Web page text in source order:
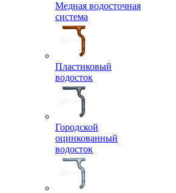
Медная водосточная
система
Пластиковый
водосток
Городской
оцинкованный
водосток